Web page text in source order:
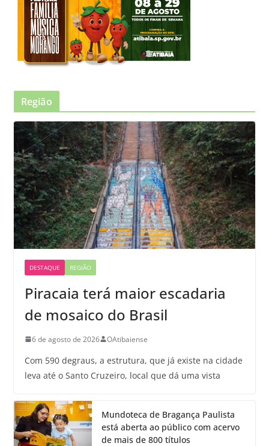
Região
DESTAQUE REGIÃO
Piracaia terá maior escadaria
de mosaico do Brasil
6 de agosto de 2026 OAtibaiense
Com 590 degraus, a estrutura, que já existe na cidade
leva até o Santo Cruzeiro, local que dá uma vista
Mundoteca de Bragança Paulista
está aberta ao público com acervo
de mais de 800 títulos